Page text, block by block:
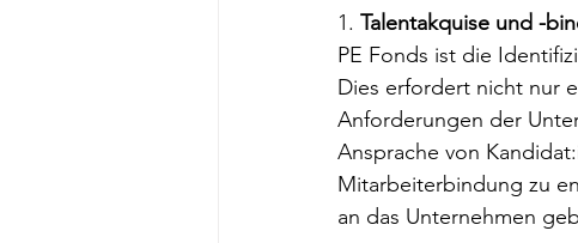
1. Talentakquise und -
PE Fonds ist die
Dies erfordert nicht nur
Anforderungen der
Ansprache von
Mitarbeiterbindung zu
an das Unternehmen